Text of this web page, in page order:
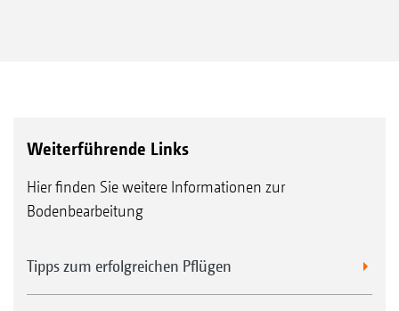
Weiterführende Links
Hier finden Sie weitere Informationen zur
Bodenbearbeitung
Tipps zum erfolgreichen Pflügen